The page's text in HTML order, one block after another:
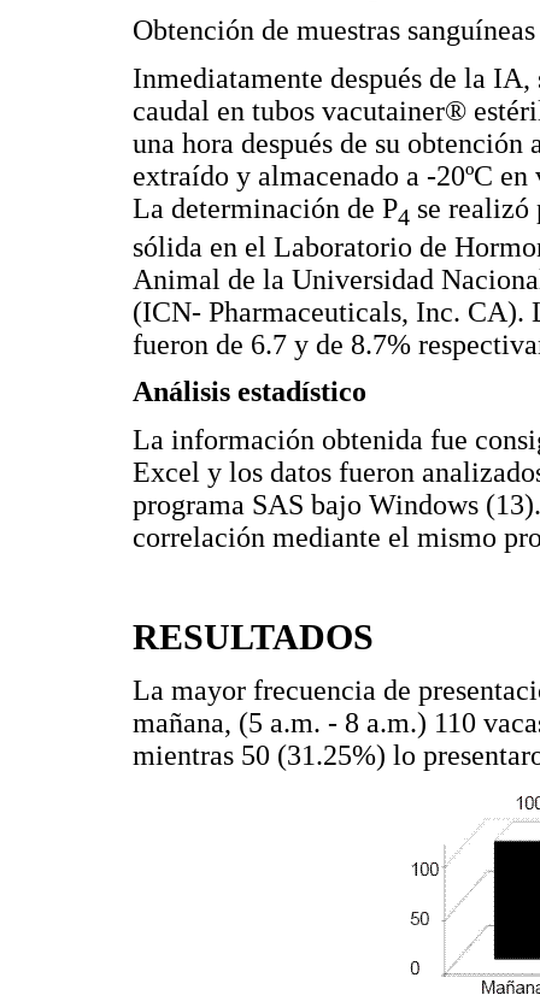
Obtención de muestras
Inmediatamente después de la
caudal en tubos vacutainer®
una hora después de su
extraído y almacenado a -20ºC
La determinación de P4 se realizó
sólida en el Laboratorio de
Animal de la Universidad
(ICN- Pharmaceuticals, Inc. CA).
fueron de 6.7 y de 8.7%
Análisis estadístico
La información obtenida fue
Excel y los datos fueron
programa SAS bajo Windows
correlación mediante el mismo
RESULTADOS
La mayor frecuencia de
mañana, (5 a.m. - 8 a.m.) 110
mientras 50 (31.25%) lo